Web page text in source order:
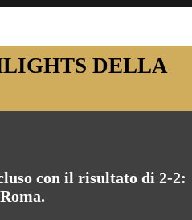
DELLA
con il risultato di 2-2: